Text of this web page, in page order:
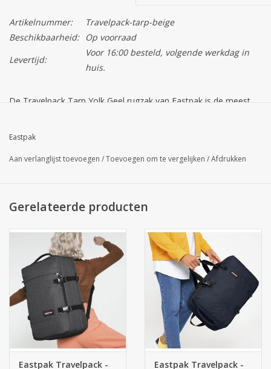
Artikelnummer:
Travelpack-tarp-beige
Beschikbaarheid:
Op voorraad
Levertijd:
Voor 16:00 besteld, volgende werkdag in
huis.
De Travelpack Tarp Yolk Geel rugzak van Eastpak is de meest
polyester.
cm x 23 cm (aan te passen naar 20 cm), maar weegt maar 1000
gram. Toch heeft deze handbagagerugzak een inhoud van maar
liefst 42 liter.
Door de zacht gevoerde schouderbanden draagt u deze tas erg
comfortabel op de rug, maar uiteraard kunt u hem ook als
koffer in de hand dragen. De handvaten zitten opgeborgen in
twee ritsvakken. De schouderbanden zijn dan mooi weg te
werken achter het ritsvak op de rug, zodat niet alles los bungelt.
Met de compressieriemen op de zijkant, kunt u de tas zo smal
Eastpak
Aan verlanglijst toevoegen /Toevoegen om te vergelijken /Afdrukken
Gerelateerde producten
Eastpak Travelpack -
Eastpak Travelpack -